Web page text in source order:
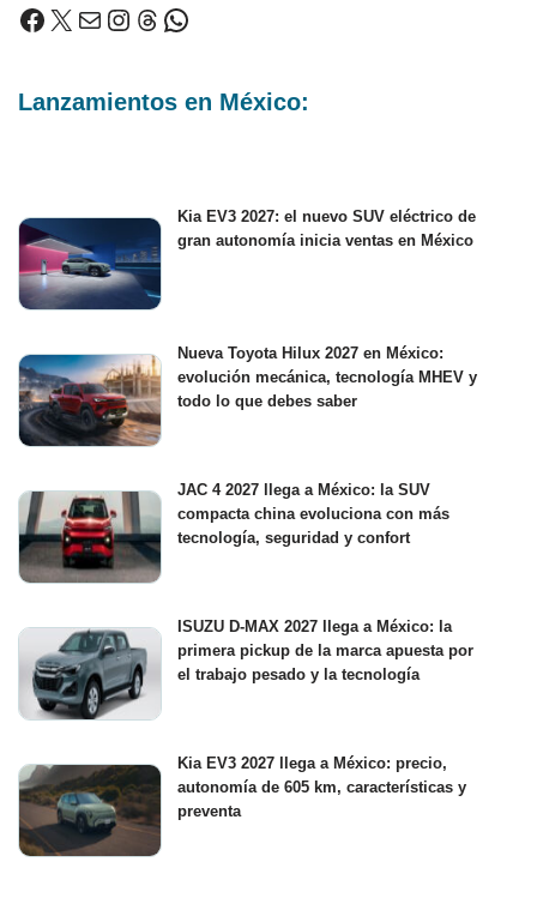
Lanzamientos en México:
Kia EV3 2027: el nuevo SUV eléctrico de
gran autonomía inicia ventas en México
Nueva Toyota Hilux 2027 en México:
evolución mecánica, tecnología MHEV y
todo lo que debes saber
JAC 4 2027 llega a México: la SUV
compacta china evoluciona con más
tecnología, seguridad y confort
ISUZU D-MAX 2027 llega a México: la
primera pickup de la marca apuesta por
el trabajo pesado y la tecnología
Kia EV3 2027 llega a México: precio,
autonomía de 605 km, características y
preventa